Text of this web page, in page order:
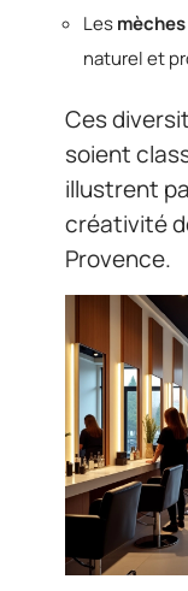
Les
naturel et
Ces
soient
illustrent
créativité
Provence.